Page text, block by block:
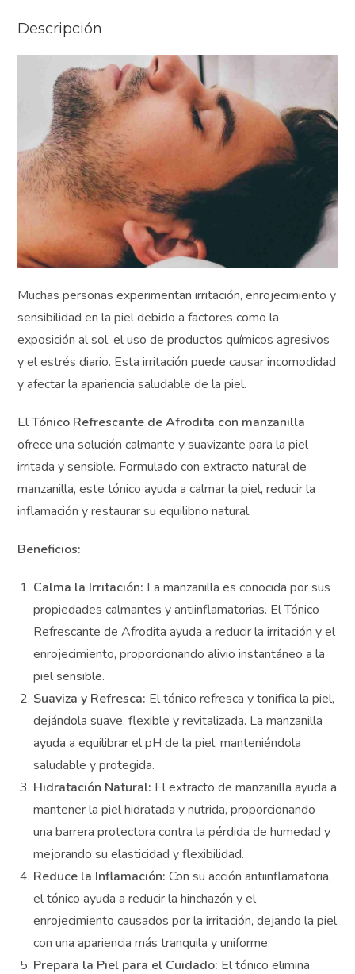
Descripción
Muchas personas experimentan irritación,
enrojecimiento y sensibilidad en la piel debido a
factores como la exposición al sol, el uso de productos
químicos agresivos y el estrés diario. Esta irritación
puede causar incomodidad y afectar la apariencia
ElTónico Refrescante de Afroditacon manzanilla
ofrece una solución calmante y suavizante para la piel
irritada y sensible. Formulado con extracto natural de
manzanilla, este tónico ayuda a calmar la piel, reducir la
Calma la Irritación:La manzanilla es conocida por
sus propiedades calmantes y antiinflamatorias. El
Tónico Refrescante de Afrodita ayuda a reducir la
irritación y el enrojecimiento, proporcionando alivio
instantáneo a la piel sensible.
Suaviza y Refresca:El tónico refresca y tonifica la
piel, dejándola suave, flexible y revitalizada. La
manzanilla ayuda a equilibrar el pH de la piel,
manteniéndola saludable y protegida.
Hidratación Natural:El extracto de manzanilla
ayuda a mantener la piel hidratada y nutrida,
proporcionando una barrera protectora contra la
pérdida de humedad y mejorando su elasticidad y
flexibilidad.
Reduce la Inflamación:Con su acción
antiinflamatoria, el tónico ayuda a reducir la hinchazón
y el enrojecimiento causados por la irritación, dejando